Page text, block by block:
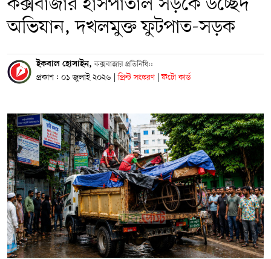
অভিযান, দখলমুক্ত ফুটপাত-সড়ক
ইকবাল হোসাইন,কক্সবাজার প্রতিনিধি::
প্রকাশ : ০১ জুলাই ২০২৬ | প্রিন্ট সংস্করণ | ফটো কার্ড